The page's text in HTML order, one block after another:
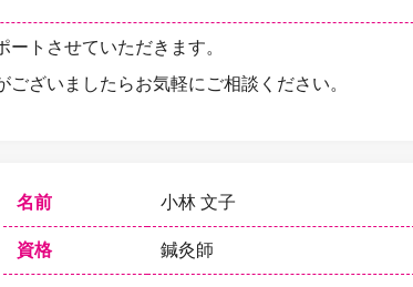
トさせていただきます。
ざいましたらお気軽にご相談ください。
名前 小林 文子
資格 鍼灸師